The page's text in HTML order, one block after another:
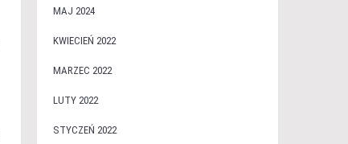
MAJ 2024
KWIECIEŃ 2022
MARZEC 2022
LUTY 2022
STYCZEŃ 2022